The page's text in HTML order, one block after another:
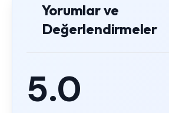
Yorumlar ve
Değerlendirmeler
5.0